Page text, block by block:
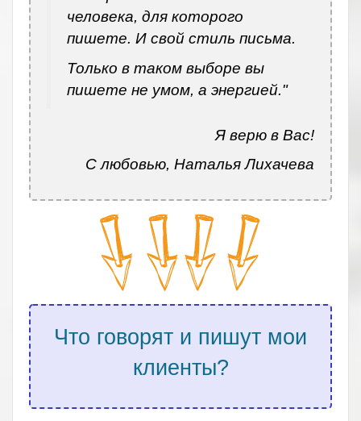
человека, для которого
пишете. И свой стиль письма.
Только в таком выборе вы
пишете не умом, а энергией."
Я верю в Вас!
С любовью, Наталья Лихачева
Что говорят и пишут мои
клиенты?